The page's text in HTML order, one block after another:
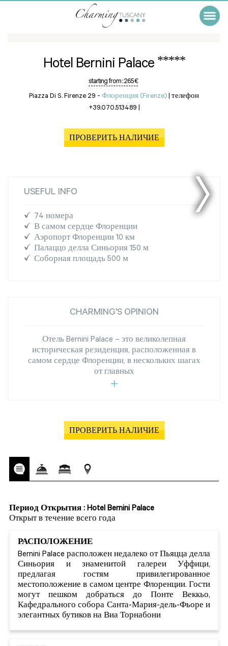
Hotel Bernini Palace *****
starting from :265 €
Piazza Di S. Firenze 29 - Флоренция (Firenze) | телефон
+39.070.513489 |
ПРОВЕРИТЬ НАЛИЧИЕ
USEFUL INFO
74 номера
В самом сердце Флоренции
Аэропорт Флоренции 10 км
Палаццо делла Синьория 150 м
Соборная площадь 500 м
CHARMING'S OPINION
Отель Bernini Palace – это великолепная
историческая резиденция, расположенная в
самом сердце Флоренции, в нескольких шагах
от главных
ПРОВЕРИТЬ НАЛИЧИЕ
Период Открытия : Hotel Bernini Palace
Открыт в течение всего года
РАСПОЛОЖЕНИЕ
Bernini Palace расположен недалеко от Пьяцца делла
Синьория и знаменитой галереи Уффици,
предлагая гостям привилегированное
местоположение в самом центре Флоренции. Гости
могут пешком добраться до Понте Веккьо,
Кафедрального собора Санта-Мария-дель-Фьоре и
элегантных бутиков на Виа Торнабони